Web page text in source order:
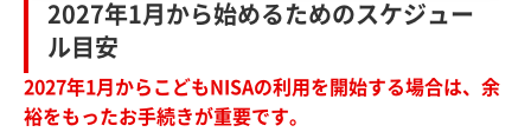
2027年1月から始めるためのスケジュー
ル目安
2027年1月からこどもNISAの利用を開始する場合は、余
裕をもったお手続きが重要です。